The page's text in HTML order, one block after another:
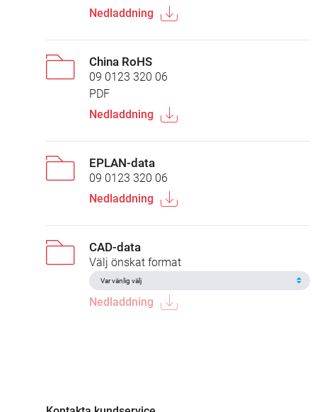
Nedladdning
China RoHS
09 0123 320 06
PDF
Nedladdning
EPLAN-data
09 0123 320 06
Nedladdning
CAD-data
Välj önskat format
Nedladdning